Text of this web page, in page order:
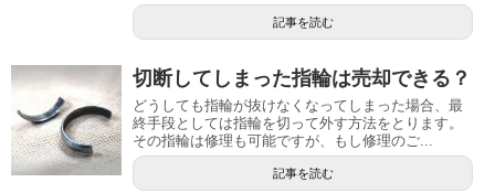
記事を読む
切断してしまった指輪は売却できる？
どうしても指輪が抜けなくなってしまった場合、最
終手段としては指輪を切って外す方法をとります。
その指輪は修理も可能ですが、もし修理のご...
記事を読む